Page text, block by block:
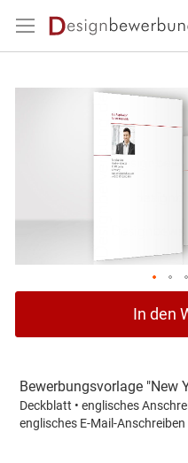
der
In den
Bewerbungsvorlage "New
Deckblatt • englisches
englisches E-Mail-Anschreiben